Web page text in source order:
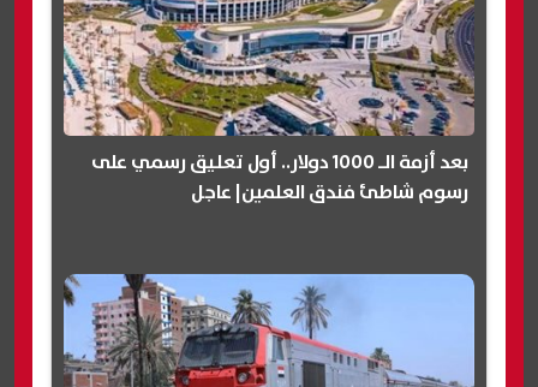
بعد أزمة الـ 1000 دولار.. أول تعليق رسمي على
رسوم شاطئ فندق العلمين| عاجل